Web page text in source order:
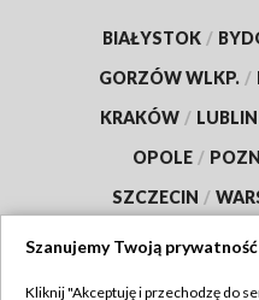
BIAŁYSTOK /
GORZÓW WLKP. /
KRAKÓW / LUBLIN
OPOLE /
SZCZECIN /
Szanujemy Twoją prywatność
Kliknij "Akceptuję i przechodzę do